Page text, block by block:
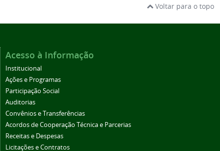
Voltar para o topo
Acesso à Informação
Institucional
Ações e Programas
Participação Social
Auditorias
Convênios e Transferências
Acordos de Cooperação Técnica e Parcerias
Receitas e Despesas
Licitações e Contratos